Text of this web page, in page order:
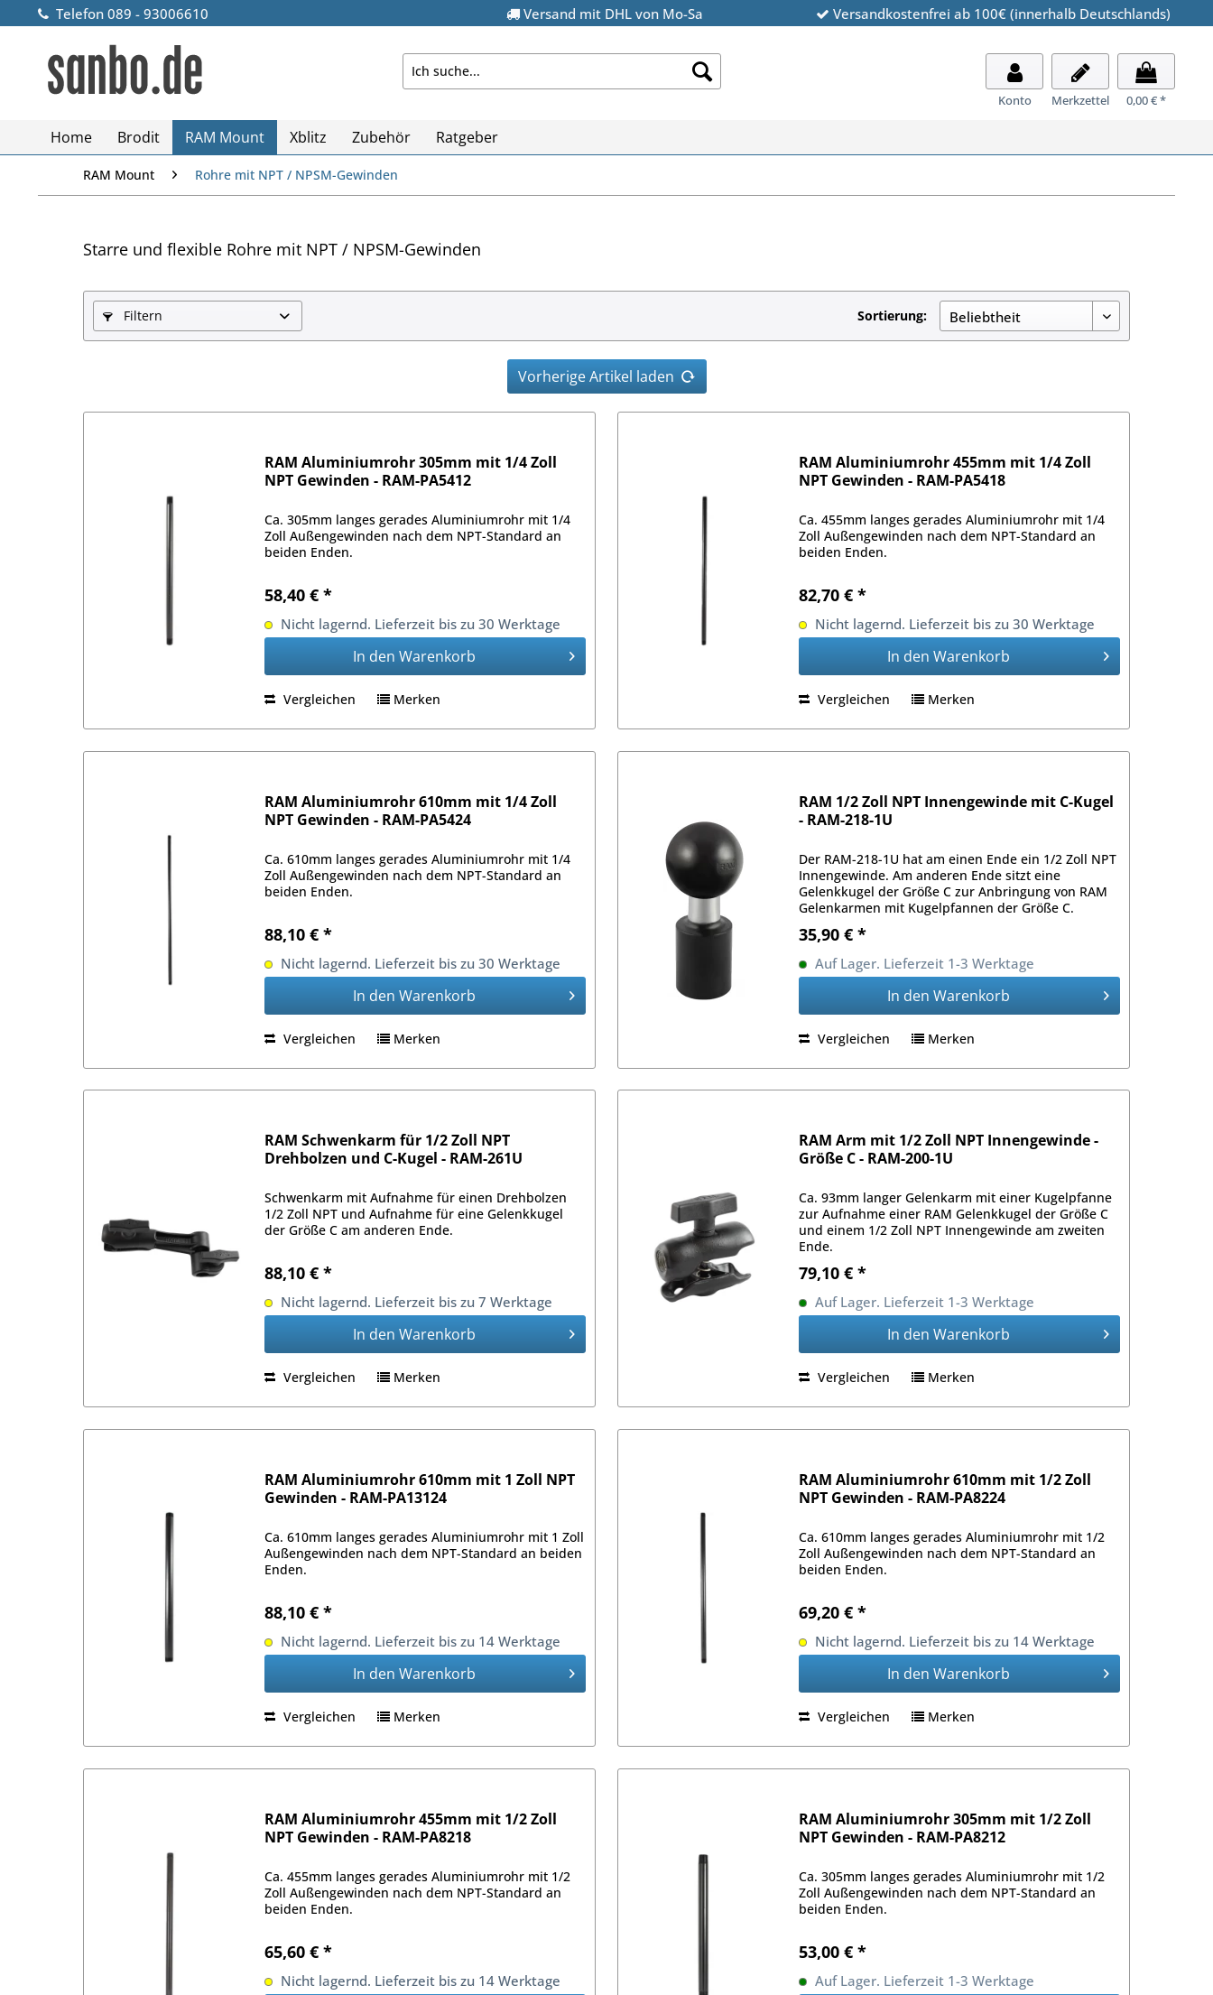
Telefon 089 - 93006610 Versand mit DHL von Mo-Sa Versandkostenfrei ab 100€ (innerhalb Deutschlands)
Konto Merkzettel 0,00 € *
Home Brodit RAM Mount Xblitz Zubehör Ratgeber
RAM Mount Rohre mit NPT / NPSM-Gewinden
Starre und flexible Rohre mit NPT / NPSM-Gewinden
Filtern Sortierung:
Vorherige Artikel laden
RAM Aluminiumrohr 305mm mit 1/4 Zoll
NPT Gewinden - RAM-PA5412
Ca. 305mm langes gerades Aluminiumrohr mit 1/4
Zoll Außengewinden nach dem NPT-Standard an
beiden Enden.
58,40 € *
Nicht lagernd. Lieferzeit bis zu 30 Werktage
In den Warenkorb
Vergleichen Merken
RAM Aluminiumrohr 455mm mit 1/4 Zoll
NPT Gewinden - RAM-PA5418
Ca. 455mm langes gerades Aluminiumrohr mit 1/4
Zoll Außengewinden nach dem NPT-Standard an
beiden Enden.
82,70 € *
Nicht lagernd. Lieferzeit bis zu 30 Werktage
In den Warenkorb
Vergleichen Merken
RAM Aluminiumrohr 610mm mit 1/4 Zoll
NPT Gewinden - RAM-PA5424
Ca. 610mm langes gerades Aluminiumrohr mit 1/4
Zoll Außengewinden nach dem NPT-Standard an
beiden Enden.
88,10 € *
Nicht lagernd. Lieferzeit bis zu 30 Werktage
In den Warenkorb
Vergleichen Merken
RAM 1/2 Zoll NPT Innengewinde mit C-Kugel
- RAM-218-1U
Der RAM-218-1U hat am einen Ende ein 1/2 Zoll NPT
Innengewinde. Am anderen Ende sitzt eine
Gelenkkugel der Größe C zur Anbringung von RAM
Gelenkarmen mit Kugelpfannen der Größe C.
35,90 € *
Auf Lager. Lieferzeit 1-3 Werktage
In den Warenkorb
Vergleichen Merken
RAM Schwenkarm für 1/2 Zoll NPT
Drehbolzen und C-Kugel - RAM-261U
Schwenkarm mit Aufnahme für einen Drehbolzen
1/2 Zoll NPT und Aufnahme für eine Gelenkkugel
der Größe C am anderen Ende.
88,10 € *
Nicht lagernd. Lieferzeit bis zu 7 Werktage
In den Warenkorb
Vergleichen Merken
RAM Arm mit 1/2 Zoll NPT Innengewinde -
Größe C - RAM-200-1U
Ca. 93mm langer Gelenkarm mit einer Kugelpfanne
zur Aufnahme einer RAM Gelenkkugel der Größe C
und einem 1/2 Zoll NPT Innengewinde am zweiten
Ende.
79,10 € *
Auf Lager. Lieferzeit 1-3 Werktage
In den Warenkorb
Vergleichen Merken
RAM Aluminiumrohr 610mm mit 1 Zoll NPT
Gewinden - RAM-PA13124
Ca. 610mm langes gerades Aluminiumrohr mit 1 Zoll
Außengewinden nach dem NPT-Standard an beiden
Enden.
88,10 € *
Nicht lagernd. Lieferzeit bis zu 14 Werktage
In den Warenkorb
Vergleichen Merken
RAM Aluminiumrohr 610mm mit 1/2 Zoll
NPT Gewinden - RAM-PA8224
Ca. 610mm langes gerades Aluminiumrohr mit 1/2
Zoll Außengewinden nach dem NPT-Standard an
beiden Enden.
69,20 € *
Nicht lagernd. Lieferzeit bis zu 14 Werktage
In den Warenkorb
Vergleichen Merken
RAM Aluminiumrohr 455mm mit 1/2 Zoll
NPT Gewinden - RAM-PA8218
Ca. 455mm langes gerades Aluminiumrohr mit 1/2
Zoll Außengewinden nach dem NPT-Standard an
beiden Enden.
65,60 € *
Nicht lagernd. Lieferzeit bis zu 14 Werktage
RAM Aluminiumrohr 305mm mit 1/2 Zoll
NPT Gewinden - RAM-PA8212
Ca. 305mm langes gerades Aluminiumrohr mit 1/2
Zoll Außengewinden nach dem NPT-Standard an
beiden Enden.
53,00 € *
Auf Lager. Lieferzeit 1-3 Werktage